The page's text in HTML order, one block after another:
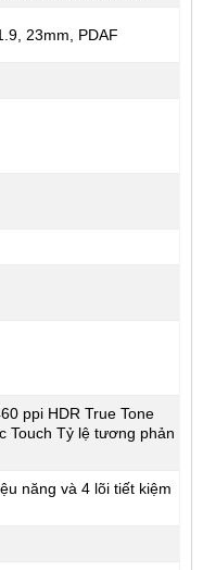
23mm, PDAF
ppi HDR True Tone
Touch Tỷ lệ tương phản
năng và 4 lõi tiết kiệm